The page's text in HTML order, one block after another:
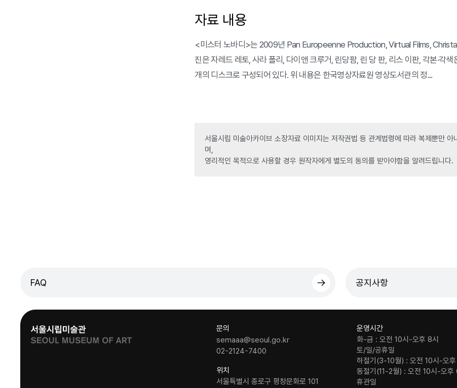
자료 내용
<미스터 노바디>는 2009년 Pan Europeenne Production, Virtual Films,
진은 자레드 레토, 사라 폴리, 다이앤 크루거, 린당팜, 린 당 판, 리스 이판, 각본·각
개의 디스크로 구성되어 있다. 위 내용은 한국영상자료원 영상도서관의 정...
서울시립 미술아카이브 소장자료 이미지는 저작권법 등 관계법령에 따라 복제뿐만
며,
영리적인 목적으로 사용할 경우 원작자에게 별도의 동의를 받아야함을 알려드립니다.
FAQ 공지사항
문의
semaaa@seoul.go.kr
02-2124-7400
위치
서울특별시 종로구 평창문화로 101
운영시간
화-금 : 오전 10시-오후 8시
토/일/공휴일
하절기(3-10월) : 오전 10시-오후
동절기(11-2월) : 오전 10시-오후
휴관일